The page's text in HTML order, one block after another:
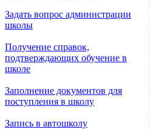
Задать вопрос администрации
школы
Получение справок,
подтверждающих обучение в
школе
Заполнение документов для
поступления в школу
Запись в автошколу